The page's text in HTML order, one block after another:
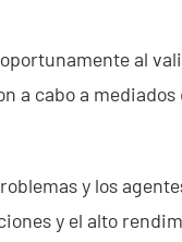
al
a cabo a mediados
y los
y el alto